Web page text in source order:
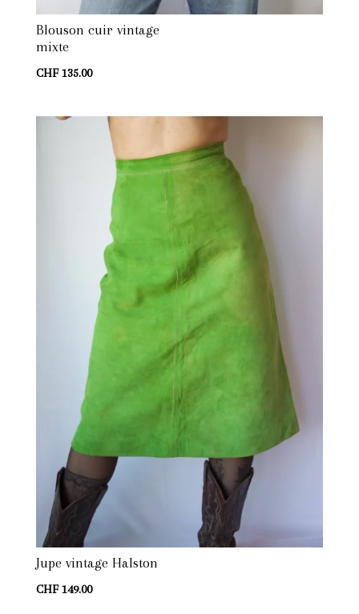
Blouson cuir vintage
mixte
CHF135.00
Jupe vintage Halston
CHF149.00